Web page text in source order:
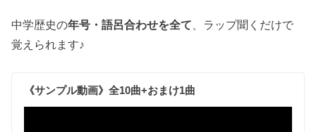
中学歴史の年号・語呂合わせを全て 、ラップ聞くだけで
覚えられます♪
《サンプル動画》全10曲+おまけ1曲